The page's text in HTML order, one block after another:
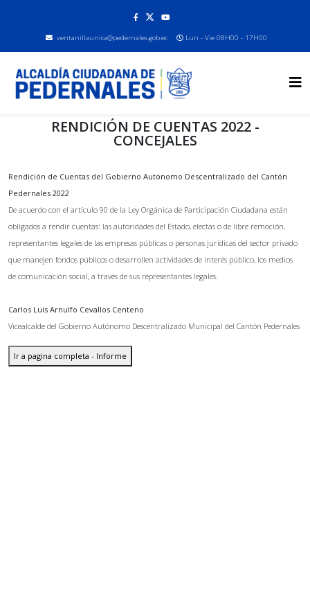
ventanillaunica@pedernales.gob.ec Lun - Vie 08H00 - 17H00
RENDICIÓN DE CUENTAS 2022 -
CONCEJALES
Rendición de Cuentas del Gobierno Autónomo Descentralizado del Cantón
Pedernales 2022
De acuerdo con el artículo 90 de la Ley Orgánica de Participación Ciudadana están
obligados a rendir cuentas: las autoridades del Estado, electas o de libre remoción,
representantes legales de las empresas públicas o personas jurídicas del sector privado
que manejen fondos públicos o desarrollen actividades de interés público, los medios
de comunicación social, a través de sus representantes legales.
Carlos Luis Arnulfo Cevallos Centeno
Vicealcalde del Gobierno Autónomo Descentralizado Municipal del Cantón Pedernales
Ir a pagina completa - Informe